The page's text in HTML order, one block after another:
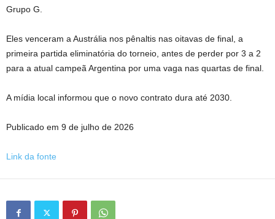
Grupo G.
Eles venceram a Austrália nos pênaltis nas oitavas de final, a
primeira partida eliminatória do torneio, antes de perder por 3 a 2
para a atual campeã Argentina por uma vaga nas quartas de final.
A mídia local informou que o novo contrato dura até 2030.
Publicado em 9 de julho de 2026
Link da fonte